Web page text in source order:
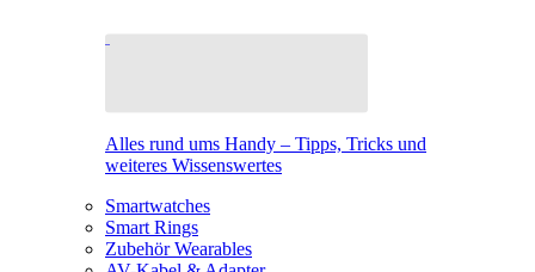
Alles rund ums Handy – Tipps, Tricks und
weiteres Wissenswertes
Smartwatches
Smart Rings
Zubehör Wearables